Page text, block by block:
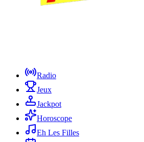
Radio
Jeux
Jackpot
Horoscope
Eh Les Filles